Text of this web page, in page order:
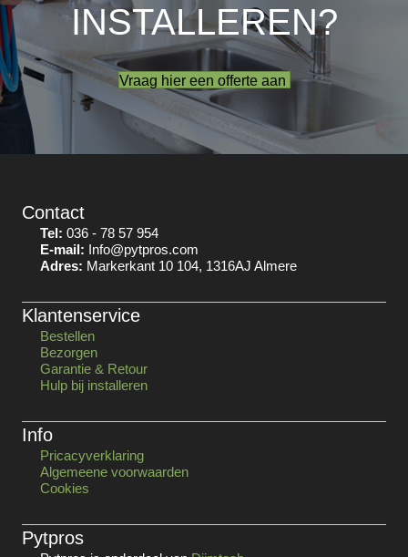
INSTALLEREN?
Vraag hier een offerte aan
Contact
Tel: 036 - 78 57 954
E-mail: Info@pytpros.com
Adres: Markerkant 10 104, 1316AJ Almere
Klantenservice
Bestellen
Bezorgen
Garantie & Retour
Hulp bij installeren
Info
Pricacyverklaring
Algemeene voorwaarden
Cookies
Pytpros